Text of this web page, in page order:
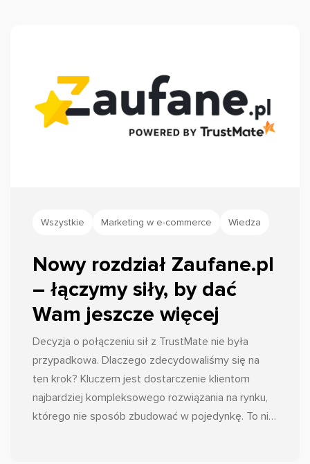
Wszystkie Marketing w e-commerce Wiedza
Nowy rozdział Zaufane.pl
– łączymy siły, by dać
Wam jeszcze więcej
Decyzja o połączeniu sił z TrustMate nie była
przypadkowa. Dlaczego zdecydowaliśmy się na
ten krok? Kluczem jest dostarczenie klientom
najbardziej kompleksowego rozwiązania na rynku,
którego nie sposób zbudować w pojedynkę. To nie